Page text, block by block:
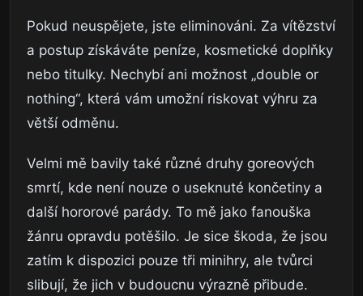
Pokud neuspějete, jste eliminováni. Za vítězství
a postup získáváte peníze, kosmetické doplňky
nebo titulky. Nechybí ani možnost „double or
nothing“, která vám umožní riskovat výhru za
větší odměnu.
Velmi mě bavily také různé druhy goreových
smrtí, kde není nouze o useknuté končetiny a
další hororové parády. To mě jako fanouška
žánru opravdu potěšilo. Je sice škoda, že jsou
zatím k dispozici pouze tři minihry, ale tvůrci
slibují, že jich v budoucnu výrazně přibude.